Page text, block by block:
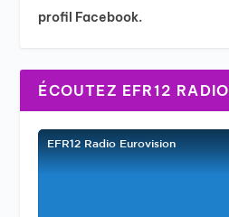
profil Facebook.
ÉCOUTEZ EFR12 RADIO